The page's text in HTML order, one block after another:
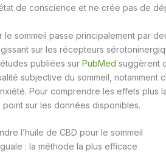
de conscience et ne crée pas de
le sommeil passe principalement par
sur les récepteurs
publiées sur PubMed suggèrent
subjective du sommeil,
Pour comprendre les effets plus
point sur les données disponibles.
l’huile de CBD pour le sommeil
: la méthode la plus efficace